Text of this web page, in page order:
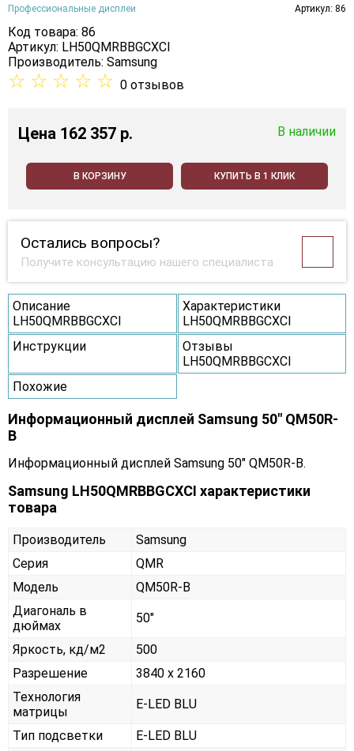
Профессиональные дисплеи Артикул: 86
Код товара: 86
Артикул: LH50QMRBBGCXCI
Производитель: Samsung
☆ ☆ ☆ ☆ ☆ 0 отзывов
Цена 162 357 p. В наличии
В КОРЗИНУ КУПИТЬ В 1 КЛИК
Остались вопросы?
Получите консультацию нашего специалиста
Описание
LH50QMRBBGCXCI
Характеристики
LH50QMRBBGCXCI
Инструкции
Отзывы
LH50QMRBBGCXCI
Похожие
Информационный дисплей Samsung 50" QM50R-
B
Информационный дисплей Samsung 50" QM50R-B.
Samsung LH50QMRBBGCXCI характеристики
товара
Производитель
Samsung
Серия
QMR
Модель
QM50R-B
Диагональ в
дюймах
50"
Яркость, кд/м2
500
Разрешение
3840 x 2160
Технология
матрицы
E-LED BLU
Тип подсветки
E-LED BLU